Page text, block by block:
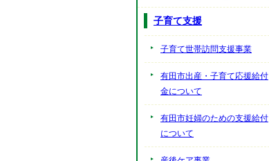
子育て支援
子育て世帯訪問支援事業
有田市出産・子育て応援給付
金について
有田市妊婦のための支援給付
について